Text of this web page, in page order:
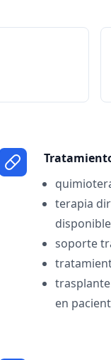
terapia
soporte
en